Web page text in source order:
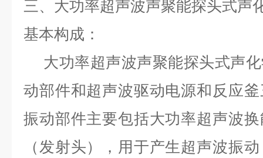
三、 大功率超声波声聚能探头式声
基本构成：
大功率超声波声聚能探头式声
动部件和超声波驱动电源和反应
振动部件主要包括大功率超声波
（发射头），用于产生超声波振